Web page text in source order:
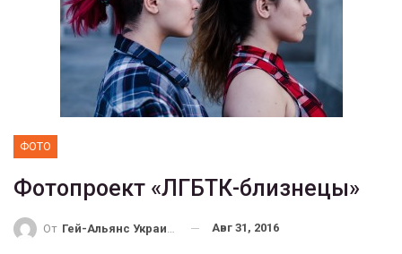
ФОТО
Фотопроект «ЛГБТК-близнецы»
От Гей-Альянс Украина Авг 31, 2016